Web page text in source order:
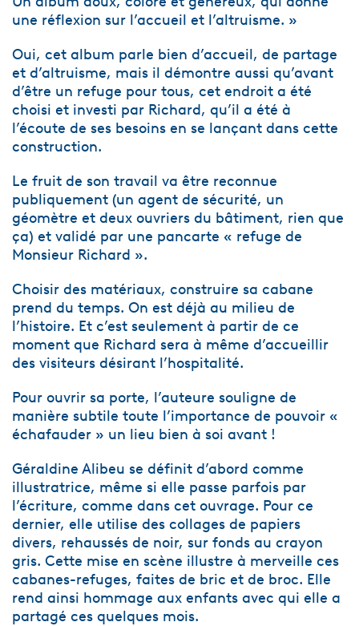
une réflexion sur l’accueil et l’altruisme. »
Oui, cet album parle bien d’accueil, de partage
et d’altruisme, mais il démontre aussi qu’avant
d’être un refuge pour tous, cet endroit a été
choisi et investi par Richard, qu’il a été à
l’écoute de ses besoins en se lançant dans cette
construction.
Le fruit de son travail va être reconnue
publiquement (un agent de sécurité, un
géomètre et deux ouvriers du bâtiment, rien que
ça) et validé par une pancarte « refuge de
Monsieur Richard ».
Choisir des matériaux, construire sa cabane
prend du temps. On est déjà au milieu de
l’histoire. Et c’est seulement à partir de ce
moment que Richard sera à même d’accueillir
des visiteurs désirant l’hospitalité.
Pour ouvrir sa porte, l’auteure souligne de
manière subtile toute l’importance de pouvoir «
échafauder » un lieu bien à soi avant !
Géraldine Alibeu se définit d’abord comme
illustratrice, même si elle passe parfois par
l’écriture, comme dans cet ouvrage. Pour ce
dernier, elle utilise des collages de papiers
divers, rehaussés de noir, sur fonds au crayon
gris. Cette mise en scène illustre à merveille ces
cabanes-refuges, faites de bric et de broc. Elle
rend ainsi hommage aux enfants avec qui elle a
partagé ces quelques mois.